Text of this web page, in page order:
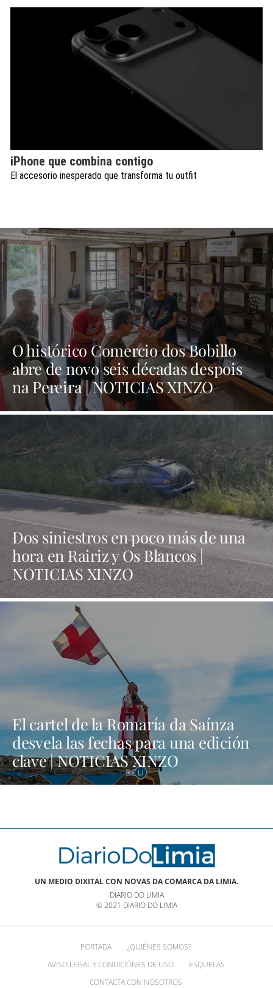
iPhone que combina contigo
El accesorio inesperado que transforma tu outfit
O histórico Comercio dos Bobillo
abre de novo seis décadas despois
na Pereira | NOTICIAS XINZO
Dos siniestros en poco más de una
hora en Rairiz y Os Blancos |
NOTICIAS XINZO
El cartel de la Romaría da Saínza
desvela las fechas para una edición
clave | NOTICIAS XINZO
UN MEDIO DIXITAL CON NOVAS DA COMARCA DA LIMIA.
DIARIO DO LIMIA
© 2021 DIARIO DO LIMIA
PORTADA
¿QUIÉNES SOMOS?
AVISO LEGAL Y CONDICIÓNES DE USO
ESQUELAS
CONTACTA CON NOSOTROS